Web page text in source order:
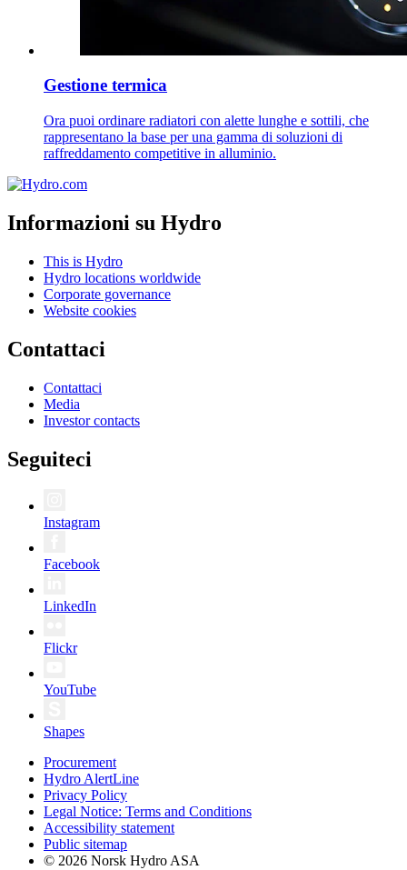
Gestione termica
Ora puoi ordinare radiatori con alette lunghe e sottili, che
rappresentano la base per una gamma di soluzioni di
raffreddamento competitive in alluminio.
Informazioni su Hydro
This is Hydro
Hydro locations worldwide
Corporate governance
Website cookies
Contattaci
Contattaci
Media
Investor contacts
Seguiteci
Instagram
Facebook
LinkedIn
Flickr
YouTube
Shapes
Procurement
Hydro AlertLine
Privacy Policy
Legal Notice: Terms and Conditions
Accessibility statement
Public sitemap
© 2026 Norsk Hydro ASA